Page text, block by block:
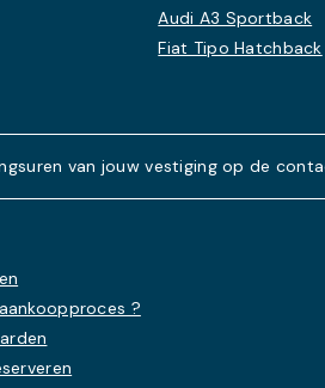
Audi A3 Sportback
Fiat Tipo Hatchback
van jouw vestiging op de
?